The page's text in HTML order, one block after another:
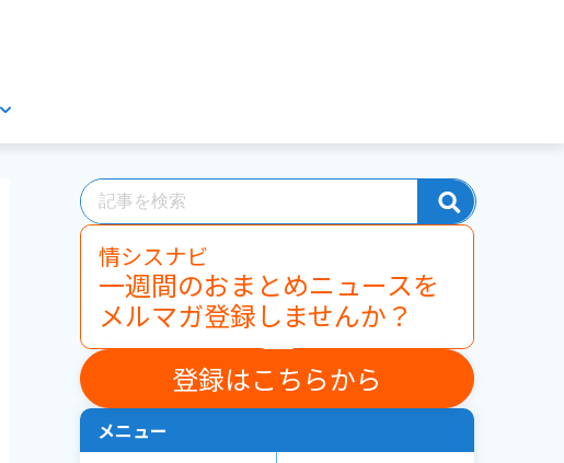
情シスナビ
一週間のおまとめニュースを
メルマガ登録しませんか？
登録はこちらから
メニュー